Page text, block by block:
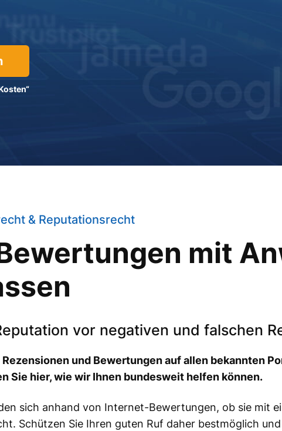
& Reputationsrecht
mit
vor negativen und falschen
und Bewertungen auf allen bekannten
Sie hier, wie wir Ihnen bundesweit helfen können.
sich anhand von Internet-Bewertungen, ob sie mit
Schützen Sie Ihren guten Ruf daher bestmöglich